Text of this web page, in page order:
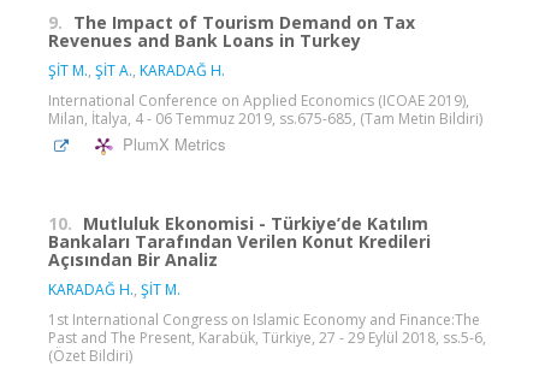
9. The Impact of Tourism Demand on Tax
Revenues and Bank Loans in Turkey
ŞİT M., ŞİT A., KARADAĞ H.
International Conference on Applied Economics (ICOAE 2019),
Milan, İtalya, 4 - 06 Temmuz 2019, ss.675-685, (Tam Metin Bildiri)
PlumX Metrics
10. Mutluluk Ekonomisi - Türkiye’de Katılım
Bankaları Tarafından Verilen Konut Kredileri
Açısından Bir Analiz
KARADAĞ H., ŞİT M.
1st International Congress on Islamic Economy and Finance:The
Past and The Present, Karabük, Türkiye, 27 - 29 Eylül 2018, ss.5-6,
(Özet Bildiri)